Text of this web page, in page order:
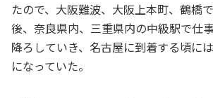
たので、大阪難波、大阪上本町、鶴橋
後、奈良県内、三重県内の中級駅で仕
降ろしていき、名古屋に到着する頃に
になっていた。